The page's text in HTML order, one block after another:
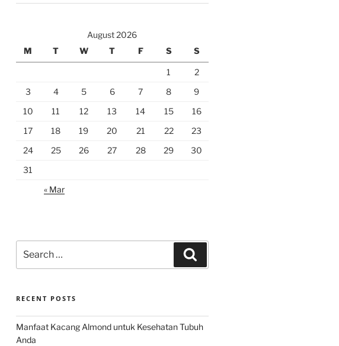
August 2026
M
T W T F S S
1
2
3
4 5 6 7 8
9
10
11 12 13 14 15
16
17
18 19 20 21 22
23
24
25 26 27 28 29
30
31
« Mar
for:
RECENT POSTS
Manfaat Kacang Almond untuk Kesehatan Tubuh
Anda